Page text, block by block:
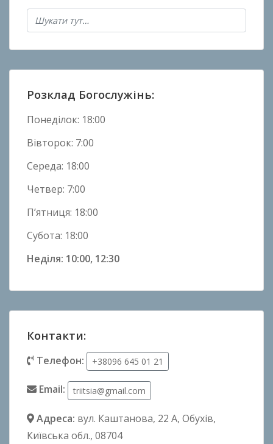
Н
н
Розклад Богослужінь:
Понеділок: 18:00
Вівторок: 7:00
Середа: 18:00
Четвер: 7:00
П’ятниця: 18:00
Субота: 18:00
Неділя: 10:00, 12:30
Контакти:
Телефон: +38096 645 01 21
Email: triitsia@gmail.com
Адреса: вул. Каштанова, 22 А, Обухів,
Київська обл., 08704